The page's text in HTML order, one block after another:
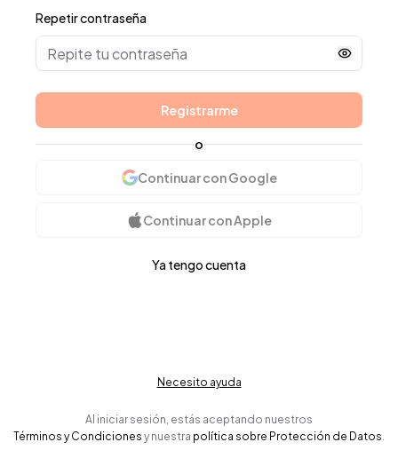
Repetir contraseña
Registrarme
o
Continuar con Google
Continuar con Apple
Ya tengo cuenta
Necesito ayuda
Al iniciar sesión, estás aceptando nuestros
Términos y Condiciones y nuestra política sobre Protección de Datos.